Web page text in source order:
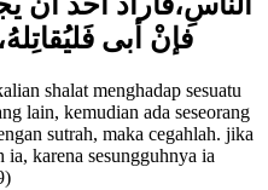
الناسِ،فأرادَ أحَدٌ أنْ
فإنْ أبى
shalat menghadap sesuatu
lain, kemudian ada seseorang
sutrah, maka cegahlah. jika
karena sesungguhnya ia